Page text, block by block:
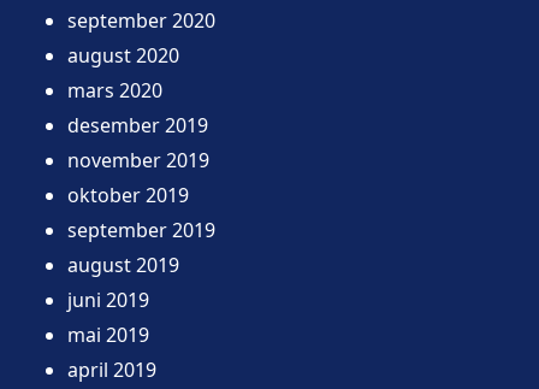
september 2020
august 2020
mars 2020
desember 2019
november 2019
oktober 2019
september 2019
august 2019
juni 2019
mai 2019
april 2019